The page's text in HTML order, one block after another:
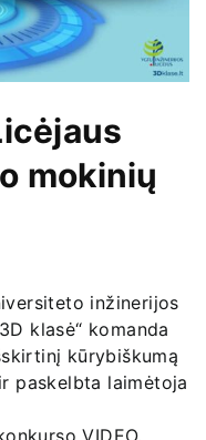
mokinių
inžinerijos
klasė“ komanda
kūrybiškumą
paskelbta laimėtoja
VIDEO.